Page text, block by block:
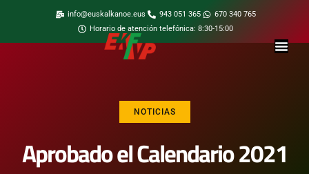
info@euskalkanoe.eus 943 051 365
670 340 765
Horario de atención telefónica: 8:30-15:00
NOTICIAS
Aprobado el Calendario 2021